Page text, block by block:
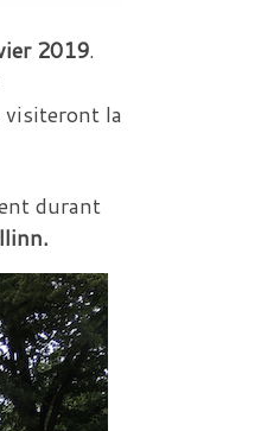
2019.
visiteront la
durant